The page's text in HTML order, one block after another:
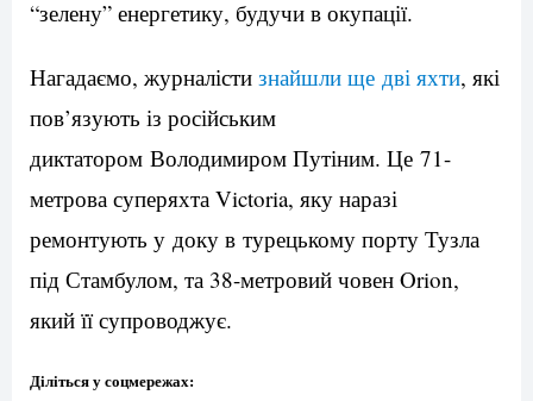
“зелену” енергетику, будучи в окупації.
Нагадаємо, журналісти знайшли ще дві яхти, які
пов’язують із російським
диктатором Володимиром Путіним. Це 71-
метрова суперяхта Victoria, яку наразі
ремонтують у доку в турецькому порту Тузла
під Стамбулом, та 38-метровий човен Orion,
який її супроводжує.
Діліться у соцмережах: